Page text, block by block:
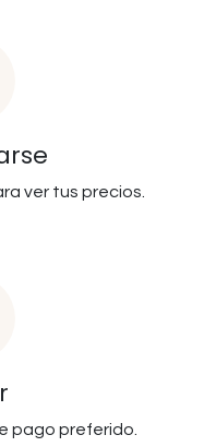
ver tus precios.
pago preferido.